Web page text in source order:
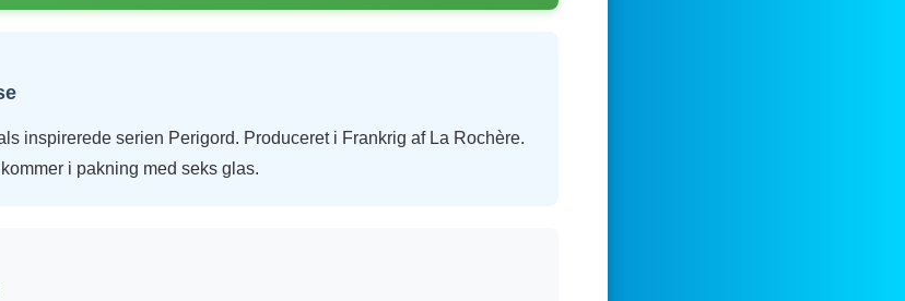
inspirerede serien Perigord. Produceret i Frankrig af La Rochère.
i pakning med seks glas.